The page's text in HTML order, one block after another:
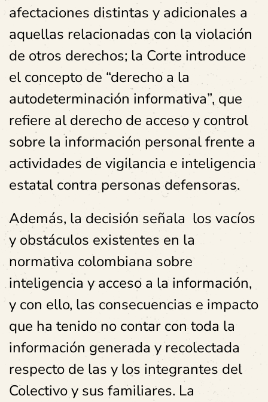
afectaciones distintas y adicionales a
aquellas relacionadas con la violación
de otros derechos; la Corte introduce
el concepto de “derecho a la
autodeterminación informativa”, que
refiere al derecho de acceso y control
sobre la información personal frente a
actividades de vigilancia e inteligencia
estatal contra personas defensoras.
Además, la decisión señala los vacíos
y obstáculos existentes en la
normativa colombiana sobre
inteligencia y acceso a la información,
y con ello, las consecuencias e impacto
que ha tenido no contar con toda la
información generada y recolectada
respecto de las y los integrantes del
Colectivo y sus familiares. La